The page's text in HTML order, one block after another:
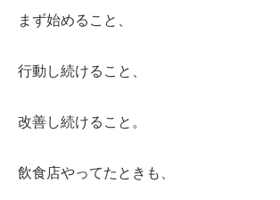
まず始めること、
行動し続けること、
改善し続けること。
飲食店やってたときも、